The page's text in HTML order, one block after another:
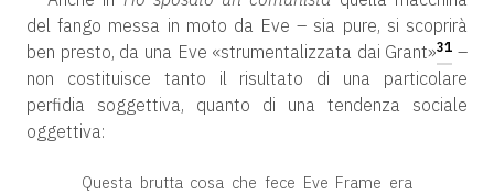
del fango messa in moto da Eve – sia pure, si scoprirà
ben presto, da una Eve «strumentalizzata dai Grant»31 –
non costituisce tanto il risultato di una particolare
perfidia soggettiva, quanto di una tendenza sociale
oggettiva:
Questa brutta cosa che fece Eve Frame era